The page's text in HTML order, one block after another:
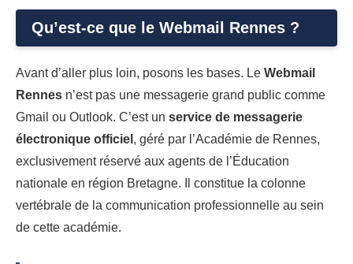
Qu’est-ce que le Webmail Rennes ?
Avant d’aller plus loin, posons les bases. Le Webmail
Rennes n’est pas une messagerie grand public comme
Gmail ou Outlook. C’est un service de messagerie
électronique officiel , géré par l’Académie de Rennes,
exclusivement réservé aux agents de l’Éducation
nationale en région Bretagne. Il constitue la colonne
vertébrale de la communication professionnelle au sein
de cette académie.